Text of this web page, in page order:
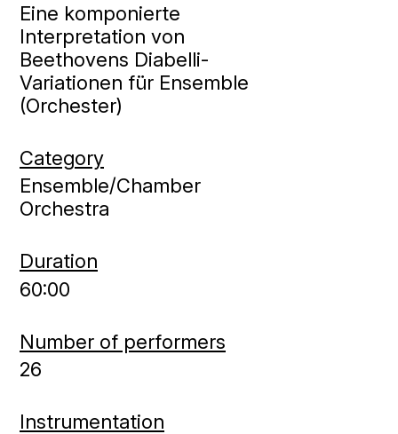
Eine komponierte
Interpretation von
Beethovens Diabelli-
Variationen für Ensemble
(Orchester)
Category
Ensemble/Chamber
Orchestra
Duration
60:00
Number of performers
26
Instrumentation